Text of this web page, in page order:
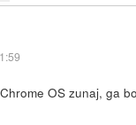
OS zunaj, ga